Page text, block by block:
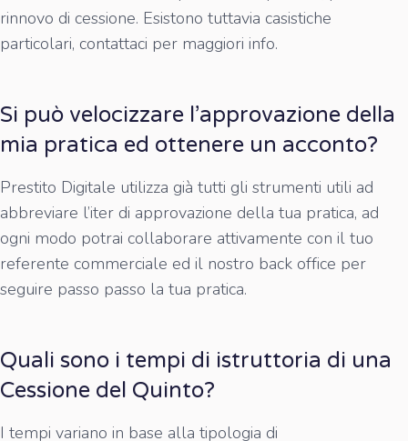
rinnovo di cessione. Esistono tuttavia casistiche
particolari, contattaci per maggiori info.
Si può velocizzare l’approvazione della
mia pratica ed ottenere un acconto?
Prestito Digitale utilizza già tutti gli strumenti utili ad
abbreviare l’iter di approvazione della tua pratica, ad
ogni modo potrai collaborare attivamente con il tuo
referente commerciale ed il nostro back office per
seguire passo passo la tua pratica.
Quali sono i tempi di istruttoria di una
Cessione del Quinto?
I tempi variano in base alla tipologia di